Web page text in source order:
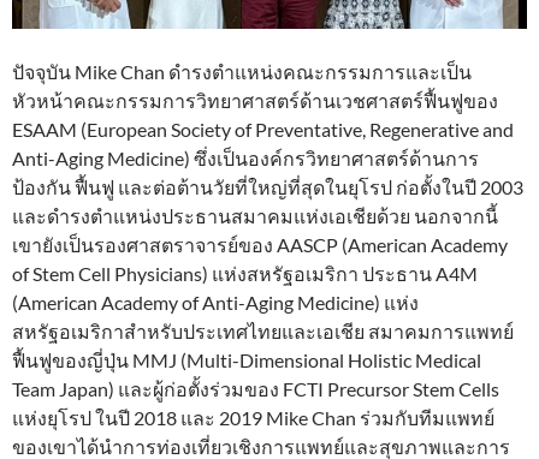
ปัจจุบัน Mike Chan ดำรงตำแหน่งคณะกรรมการและเป็น
หัวหน้าคณะกรรมการวิทยาศาสตร์ด้านเวชศาสตร์ฟื้นฟูของ
ESAAM (European Society of Preventative, Regenerative and
Anti-Aging Medicine) ซึ่งเป็นองค์กรวิทยาศาสตร์ด้านการ
ป้องกัน ฟื้นฟู และต่อต้านวัยที่ใหญ่ที่สุดในยุโรป ก่อตั้งในปี 2003
และดำรงตำแหน่งประธานสมาคมแห่งเอเชียด้วย นอกจากนี้
เขายังเป็นรองศาสตราจารย์ของ AASCP (American Academy
of Stem Cell Physicians) แห่งสหรัฐอเมริกา ประธาน A4M
(American Academy of Anti-Aging Medicine) แห่ง
สหรัฐอเมริกาสำหรับประเทศไทยและเอเชีย สมาคมการแพทย์
ฟื้นฟูของญี่ปุ่น MMJ (Multi-Dimensional Holistic Medical
Team Japan) และผู้ก่อตั้งร่วมของ FCTI Precursor Stem Cells
แห่งยุโรป ในปี 2018 และ 2019 Mike Chan ร่วมกับทีมแพทย์
ของเขาได้นำการท่องเที่ยวเชิงการแพทย์และสุขภาพและการ